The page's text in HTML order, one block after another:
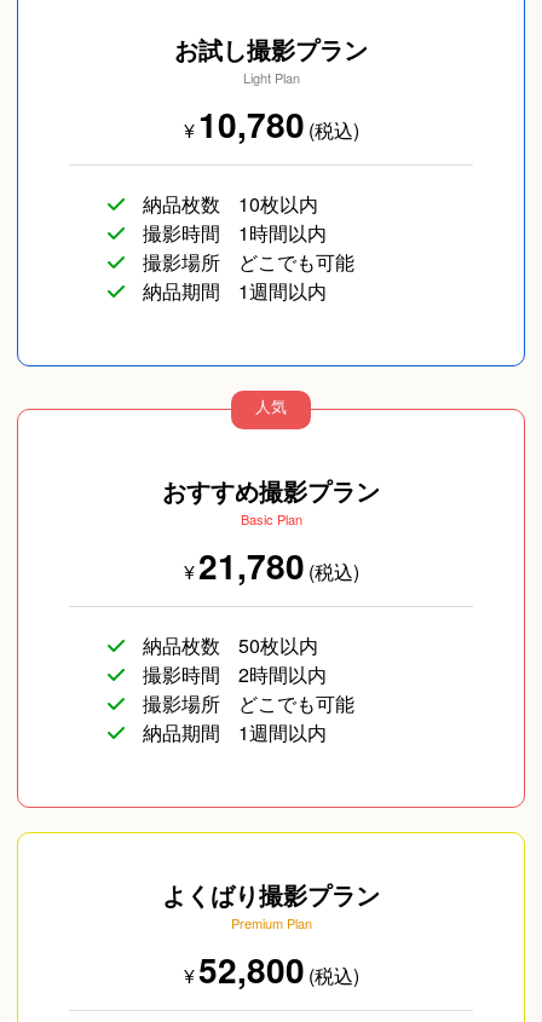
お試し撮影プラン
Light Plan
¥10,780 (税込)
納品枚数
10枚以内
撮影時間
1時間以内
撮影場所
どこでも可能
納品期間
1週間以内
人気
おすすめ撮影プラン
Basic Plan
¥21,780 (税込)
納品枚数
50枚以内
撮影時間
2時間以内
撮影場所
どこでも可能
納品期間
1週間以内
よくばり撮影プラン
Premium Plan
¥52,800 (税込)